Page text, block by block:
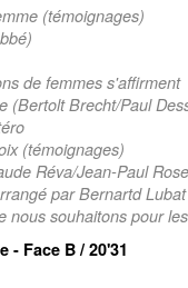
(témoignages)
de femmes s'affirment
(Bertolt Brecht/Paul
(témoignages)
Réva/Jean-Paul
par Bernartd Lubat
nous souhaitons pour
- Face B / 20'31